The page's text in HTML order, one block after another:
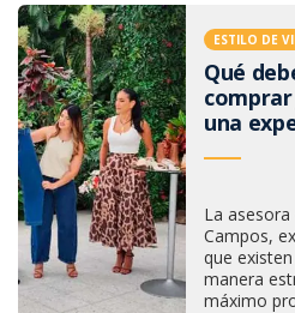
ESTILO DE
Qué
comprar
una
La
Campos,
que
manera
máximo